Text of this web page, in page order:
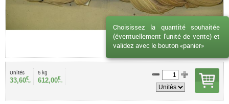
Unités
33,60€
TTC
5 kg
612,00€
TTC
Choisissez la quantité souhaitée
(éventuellement l'unité de vente) et
validez avec le bouton «panier»